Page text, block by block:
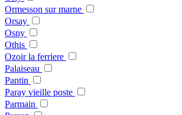
Ormesson sur marne
Orsay
Osny
Othis
Ozoir la ferriere
Palaiseau
Pantin
Paray vieille poste
Parmain